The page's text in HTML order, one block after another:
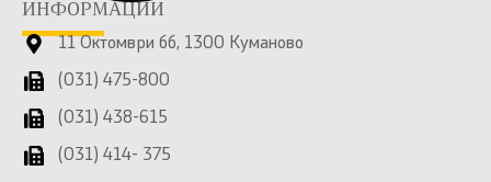
ИНФОРМАЦИИ
11 Октомври бб, 1300 Куманово
(031) 475-800
(031) 438-615
(031) 414- 375